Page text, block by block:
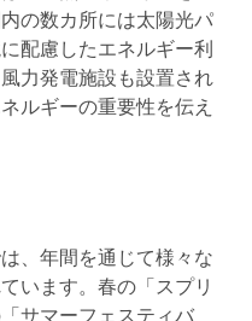
の数カ所には太陽光パ
配慮したエネルギー利
力発電施設も設置され
ルギーの重要性を伝え
、年間を通じて様々な
います。春の「スプリ
サマーフェスティバ